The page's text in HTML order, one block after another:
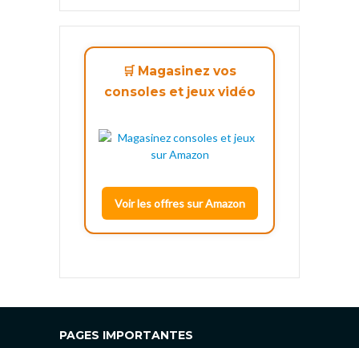
🛒 Magasinez vos
consoles et jeux vidéo
Voir les offres sur Amazon
PAGES IMPORTANTES